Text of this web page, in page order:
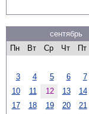
сентябрь
Пн
Вт Ср Чт Пт
3
4 5 6 7
10
11 12 13 14
17
18 19 20 21